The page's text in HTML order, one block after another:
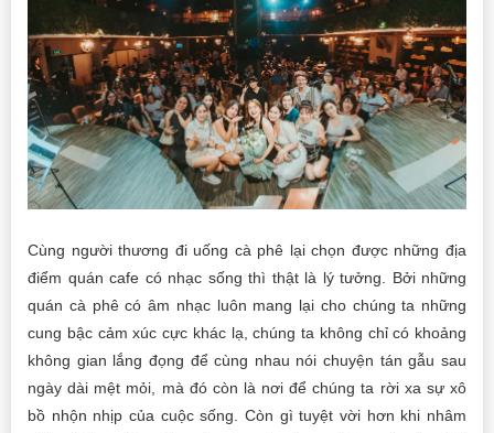
Cùng người thương đi uống cà phê lại chọn được những địa
điểm quán cafe có nhạc sống thì thật là lý tưởng. Bởi những
quán cà phê có âm nhạc luôn mang lại cho chúng ta những
cung bậc cảm xúc cực khác lạ, chúng ta không chỉ có khoảng
không gian lắng đọng để cùng nhau nói chuyện tán gẫu sau
ngày dài mệt mỏi, mà đó còn là nơi để chúng ta rời xa sự xô
bồ nhộn nhịp của cuộc sống. Còn gì tuyệt vời hơn khi nhâm